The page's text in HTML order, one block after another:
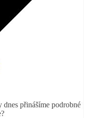
přinášíme podrobné